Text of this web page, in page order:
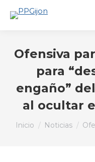
Ofensiva
para
engaño”
al ocultar
Estás aquí:
Inicio Noticias